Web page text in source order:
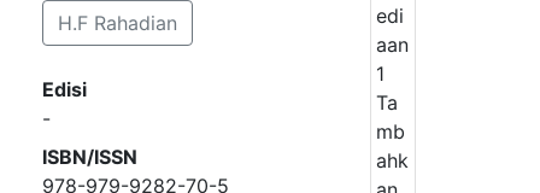
H.F Rahadian
Edisi
-
ISBN/ISSN
978-979-9282-70-5
edi
aan
1
Ta
mb
ahk